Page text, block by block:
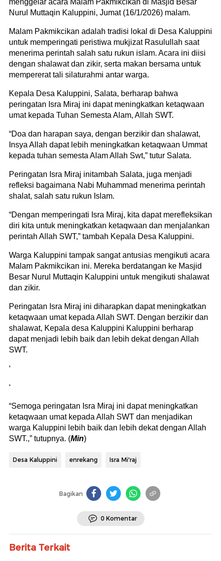
menggelar acara Malam Pakmikcikan di Masjid Besar
Nurul Muttaqin Kaluppini, Jumat (16/1/2026) malam.
Malam Pakmikcikan adalah tradisi lokal di Desa Kaluppini
untuk memperingati peristiwa mukjizat Rasulullah saat
menerima perintah salah satu rukun islam. Acara ini diisi
dengan shalawat dan zikir, serta makan bersama untuk
mempererat tali silaturahmi antar warga.
Kepala Desa Kaluppini, Salata, berharap bahwa
peringatan Isra Miraj ini dapat meningkatkan ketaqwaan
umat kepada Tuhan Semesta Alam, Allah SWT.
“Doa dan harapan saya, dengan berzikir dan shalawat,
Insya Allah dapat lebih meningkatkan ketaqwaan Ummat
kepada tuhan semesta Alam Allah Swt,” tutur Salata.
Peringatan Isra Miraj initambah Salata, juga menjadi
refleksi bagaimana Nabi Muhammad menerima perintah
shalat, salah satu rukun Islam.
“Dengan memperingati Isra Miraj, kita dapat merefleksikan
diri kita untuk meningkatkan ketaqwaan dan menjalankan
perintah Allah SWT,” tambah Kepala Desa Kaluppini.
Warga Kaluppini tampak sangat antusias mengikuti acara
Malam Pakmikcikan ini. Mereka berdatangan ke Masjid
Besar Nurul Muttaqin Kaluppini untuk mengikuti shalawat
dan zikir.
Peringatan Isra Miraj ini diharapkan dapat meningkatkan
ketaqwaan umat kepada Allah SWT. Dengan berzikir dan
shalawat, Kepala desa Kaluppini Kaluppini berharap
dapat menjadi lebih baik dan lebih dekat dengan Allah
SWT.
‘
‘
“Semoga peringatan Isra Miraj ini dapat meningkatkan
ketaqwaan umat kepada Allah SWT dan menjadikan
warga Kaluppini lebih baik dan lebih dekat dengan Allah
SWT.,” tutupnya. (Min)
Desa Kaluppini enrekang Isra Mi'raj
Bagikan
0 Komentar
Berita Terkait